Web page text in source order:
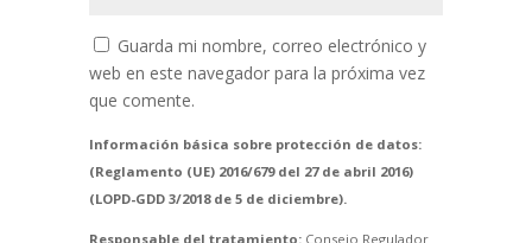
Guarda mi nombre, correo electrónico y
web en este navegador para la próxima vez
que comente.
Información básica sobre protección de datos:
(Reglamento (UE) 2016/679 del 27 de abril 2016)
(LOPD-GDD 3/2018 de 5 de diciembre).
Responsable del tratamiento:Consejo Regulador